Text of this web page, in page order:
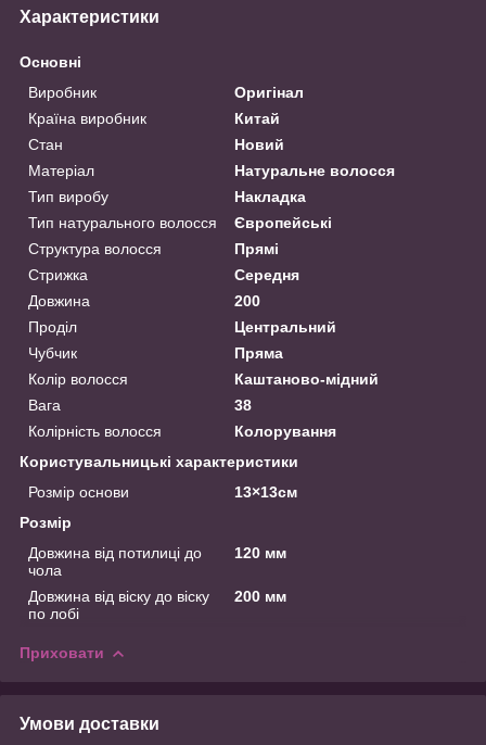
Характеристики
Основні
Виробник
Оригінал
Країна виробник
Китай
Стан
Новий
Матеріал
Натуральне волосся
Тип виробу
Накладка
Тип натурального волосся
Європейські
Структура волосся
Прямі
Стрижка
Середня
Довжина
200
Проділ
Центральний
Чубчик
Пряма
Колір волосся
Каштаново-мідний
Вага
38
Колірність волосся
Колорування
Користувальницькі характеристики
Розмір основи
13×13см
Розмір
Довжина від потилиці до
чола
120 мм
Довжина від віску до віску
по лобі
200 мм
Приховати
Умови доставки